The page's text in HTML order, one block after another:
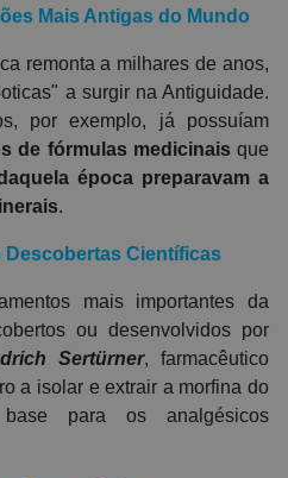
Mais Antigas do Mundo
remonta a milhares de anos,
a surgir na Antiguidade.
por exemplo, já possuíam
de fórmulas medicinaisque
época preparavam a
.
Descobertas Científicas
mais importantes da
ou desenvolvidos por
Sertürner, farmacêutico
a isolar e extrair a morfina do
para os analgésicos